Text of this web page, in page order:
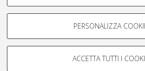
Si tratta di cookie utilizzati per analizzare
navigazione degli utenti, creare profili in
Mostra cookie di profilazione
PERSONALIZZA
ACCETTA TUTTI I
Condizioni d’uso del sito